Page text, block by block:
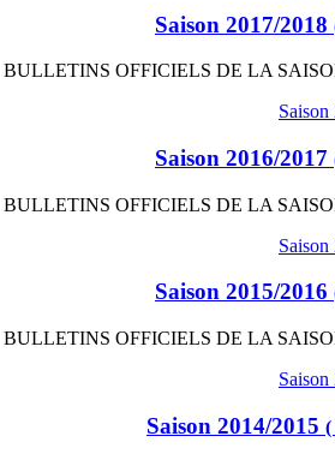
Saison 2017/2018
BULLETINS OFFICIELS DE LA
Saison 2016/2017
BULLETINS OFFICIELS DE LA
Saison 2015/2016
BULLETINS OFFICIELS DE LA
Saison 2014/2015 (